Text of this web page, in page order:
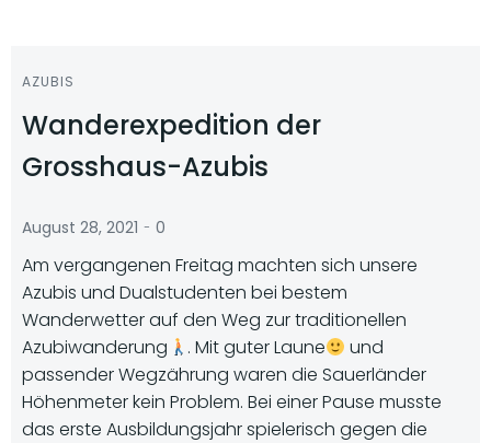
AZUBIS
Wanderexpedition der
Grosshaus-Azubis
August 28, 2021 - 0
Am vergangenen Freitag machten sich unsere
Azubis und Dualstudenten bei bestem
Wanderwetter auf den Weg zur traditionellen
Azubiwanderung
. Mit guter Laune
und
passender Wegzährung waren die Sauerländer
Höhenmeter kein Problem. Bei einer Pause musste
das erste Ausbildungsjahr spielerisch gegen die